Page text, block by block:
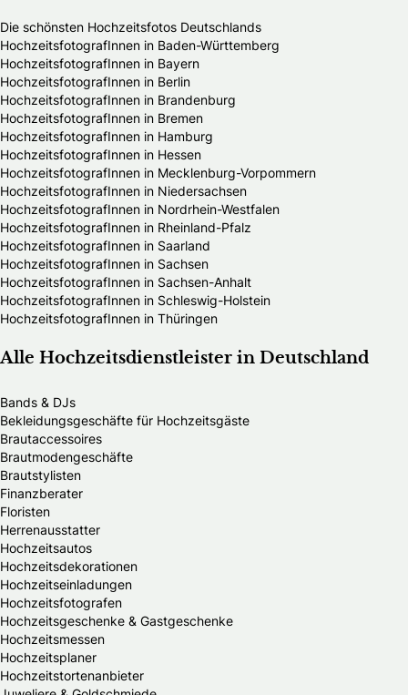
Die schönsten Hochzeitsfotos Deutschlands
HochzeitsfotografInnen in Baden-Württemberg
HochzeitsfotografInnen in Bayern
HochzeitsfotografInnen in Berlin
HochzeitsfotografInnen in Brandenburg
HochzeitsfotografInnen in Bremen
HochzeitsfotografInnen in Hamburg
HochzeitsfotografInnen in Hessen
HochzeitsfotografInnen in Mecklenburg-Vorpommern
HochzeitsfotografInnen in Niedersachsen
HochzeitsfotografInnen in Nordrhein-Westfalen
HochzeitsfotografInnen in Rheinland-Pfalz
HochzeitsfotografInnen in Saarland
HochzeitsfotografInnen in Sachsen
HochzeitsfotografInnen in Sachsen-Anhalt
HochzeitsfotografInnen in Schleswig-Holstein
HochzeitsfotografInnen in Thüringen
Alle Hochzeitsdienstleister in Deutschland
Bands & DJs
Bekleidungsgeschäfte für Hochzeitsgäste
Brautaccessoires
Brautmodengeschäfte
Brautstylisten
Finanzberater
Floristen
Herrenausstatter
Hochzeitsautos
Hochzeitsdekorationen
Hochzeitseinladungen
Hochzeitsfotografen
Hochzeitsgeschenke & Gastgeschenke
Hochzeitsmessen
Hochzeitsplaner
Hochzeitstortenanbieter